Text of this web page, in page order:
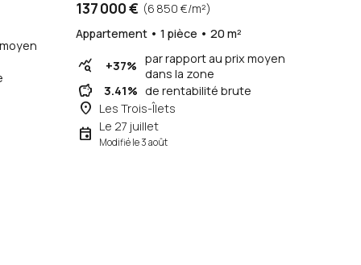
137 000 € (6 850 €/m²)
Appartement • 1 pièce • 20 m²
query_stats +37% par rapport au prix moyen
dans la zone
savings 3.41% de rentabilité brute
place Les Trois-Îlets
event Le 27 juillet
Modifié le 3 août